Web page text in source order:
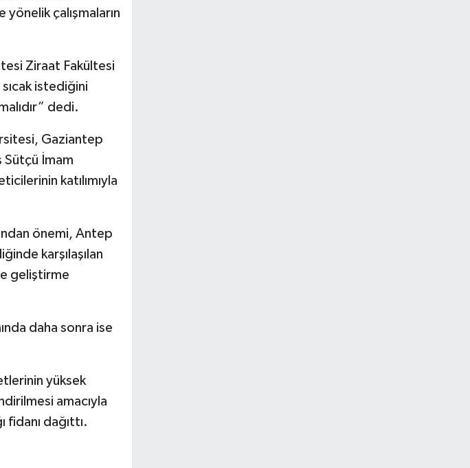
çalışmaların
Ziraat Fakültesi
sıcak istediğini
dedi.
Gaziantep
Sütçü İmam
katılımıyla
önemi, Antep
karşılaşılan
geliştirme
daha sonra ise
yüksek
amacıyla
fidanı dağıttı.